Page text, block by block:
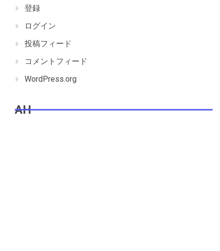
登録
ログイン
投稿フィード
コメントフィード
WordPress.org
AH